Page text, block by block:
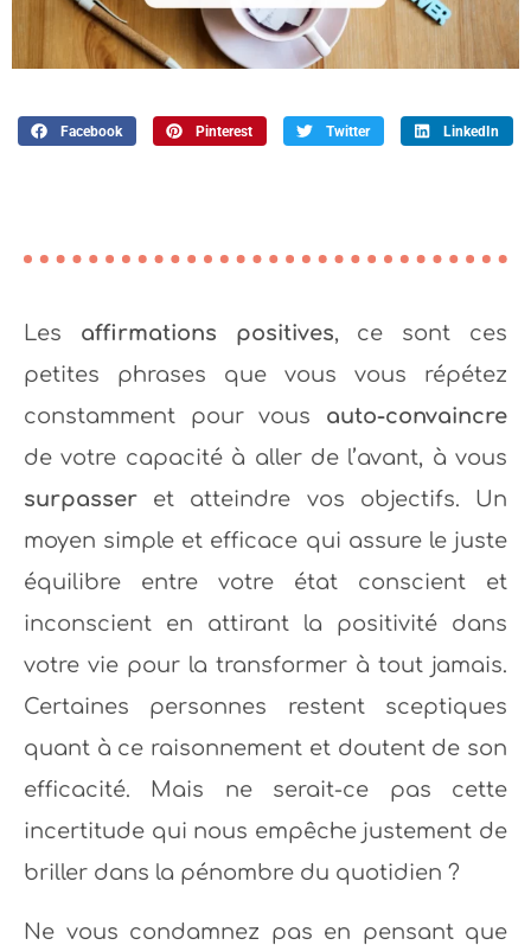
Facebook Pinterest Twitter LinkedIn
Les affirmations positives, ce sont ces
petites phrases que vous vous répétez
constamment pour vous auto-convaincre
de votre capacité à aller de l’avant, à vous
surpasser et atteindre vos objectifs. Un
moyen simple et efficace qui assure le juste
équilibre entre votre état conscient et
inconscient en attirant la positivité dans
votre vie pour la transformer à tout jamais.
Certaines personnes restent sceptiques
quant à ce raisonnement et doutent de son
efficacité. Mais ne serait-ce pas cette
incertitude qui nous empêche justement de
briller dans la pénombre du quotidien ?
Ne vous condamnez pas en pensant que